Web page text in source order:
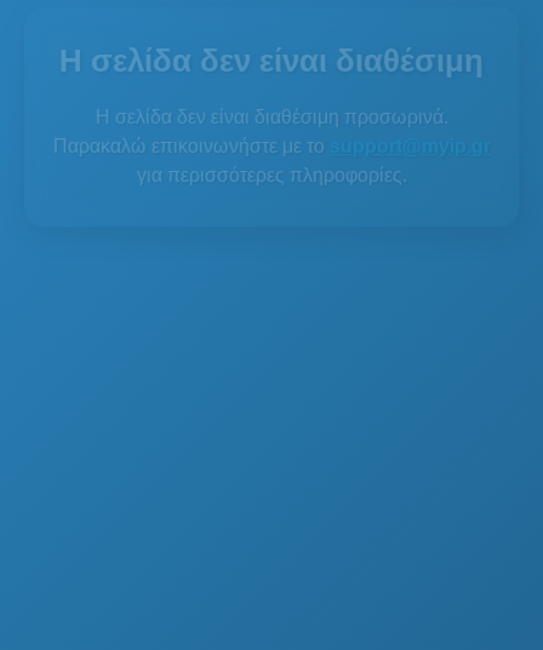
Η σελίδα δεν είναι διαθέσιμη
Η σελίδα δεν είναι διαθέσιμη προσωρινά.
Παρακαλώ επικοινωνήστε με το support@myip.gr
για περισσότερες πληροφορίες.